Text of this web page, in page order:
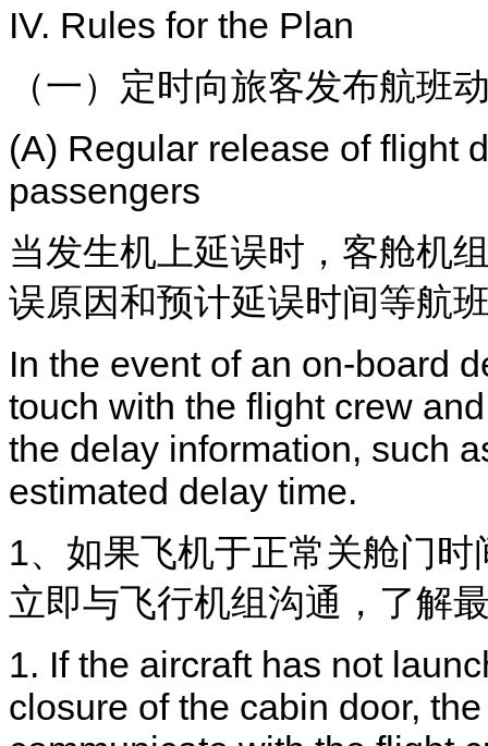
IV. Rules for the Plan
（一）定时向旅客发布航班
(A) Regular release of flight
passengers
当发生机上延误时，客舱机
误原因和预计延误时间等航
In the event of an on-board
touch with the flight crew
the delay information, such
estimated delay time.
1、如果飞机于正常关舱门
立即与飞行机组沟通，了解
1. If the aircraft has not
closure of the cabin door,